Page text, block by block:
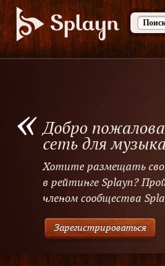
« Добро
сеть для
Хотите размещать
в рейтинге Splayn?
членом сообщества
Зарегистрироваться